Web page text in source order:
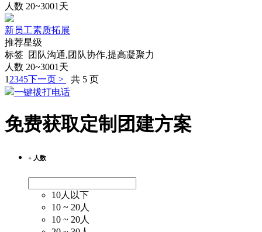
人数 20~3001天
新员工素质拓展
推荐星级
标签 团队沟通,团队协作,提高凝聚力
人数 20~3001天
1 2345下一页 >
共 5 页
一键拔打电话
免费获取定制团建方案
+ 人数
10人以下
10 ~ 20人
10 ~ 20人